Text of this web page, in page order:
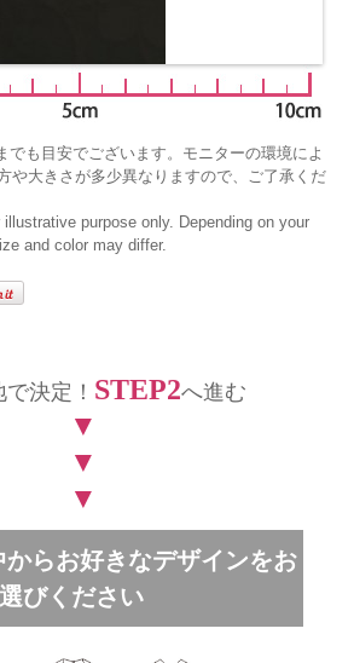
でも目安でございます。モニターの環境によ
や大きさが多少異なりますので、ご了承くだ
purpose only. Depending on your
and color may differ.
決定！ STEP2へ進む
▼
▼
▼
らお好きなデザインをお
選びください